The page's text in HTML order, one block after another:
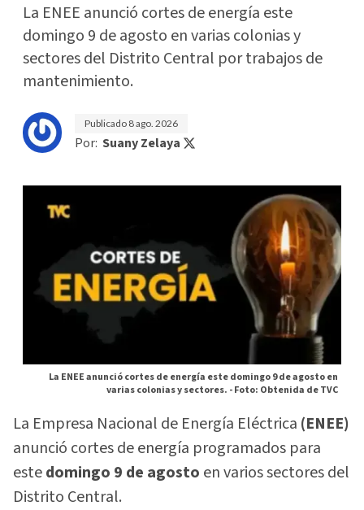
La ENEE anunció cortes de energía este
domingo 9 de agosto en varias colonias y
sectores del Distrito Central por trabajos de
mantenimiento.
Publicado 8 ago. 2026
Por: Suany Zelaya
La ENEE anunció cortes de energía este domingo 9 de agosto en
varias colonias y sectores. -Foto: Obtenida de TVC
La Empresa Nacional de Energía Eléctrica (ENEE)
anunció cortes de energía programados para
estedomingo 9 de agosto en varios sectores del
Distrito Central.